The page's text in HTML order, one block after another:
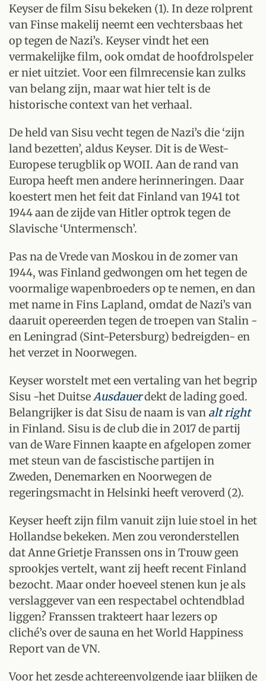
Keyser de film Sisu bekeken (1). In deze rolprent
van Finse makelij neemt een vechtersbaas het
op tegen de Nazi’s. Keyser vindt het een
vermakelijke film, ook omdat de hoofdrolspeler
er niet uitziet. Voor een filmrecensie kan zulks
van belang zijn, maar wat hier telt is de
historische context van het verhaal.
De held van Sisu vecht tegen de Nazi’s die ‘zijn
land bezetten’, aldus Keyser. Dit is de West-
Europese terugblik op WOII. Aan de rand van
Europa heeft men andere herinneringen. Daar
koestert men het feit dat Finland van 1941 tot
1944 aan de zijde van Hitler optrok tegen de
Slavische ‘Untermensch’.
Pas na de Vrede van Moskou in de zomer van
1944, was Finland gedwongen om het tegen de
voormalige wapenbroeders op te nemen, en dan
met name in Fins Lapland, omdat de Nazi’s van
daaruit opereerden tegen de troepen van Stalin -
en Leningrad (Sint-Petersburg) bedreigden- en
het verzet in Noorwegen.
Keyser worstelt met een vertaling van het begrip
Sisu -het DuitseAusdauerdekt de lading goed.
Belangrijker is dat Sisu de naam is van alt right
in Finland. Sisu is de club die in 2017 de partij
van de Ware Finnen kaapte en afgelopen zomer
met steun van de fascistische partijen in
Zweden, Denemarken en Noorwegen de
regeringsmacht in Helsinki heeft veroverd (2).
Keyser heeft zijn film vanuit zijn luie stoel in het
Hollandse bekeken. Men zou veronderstellen
dat Anne Grietje Franssen ons in Trouw geen
sprookjes vertelt, want zij heeft recent Finland
bezocht. Maar onder hoeveel stenen kun je als
verslaggever van een respectabel ochtendblad
liggen? Franssen trakteert haar lezers op
cliché’s over de sauna en het World Happiness
Report van de VN.
Voor het zesde achtereenvolgende jaar blijken de